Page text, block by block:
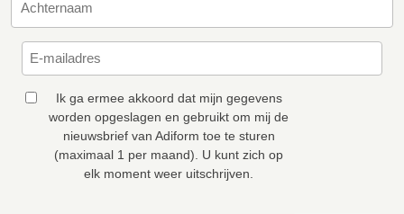
Ik ga ermee akkoord dat mijn gegevens
worden opgeslagen en gebruikt om mij de
nieuwsbrief van Adiform toe te sturen
(maximaal 1 per maand). U kunt zich op
elk moment weer uitschrijven.